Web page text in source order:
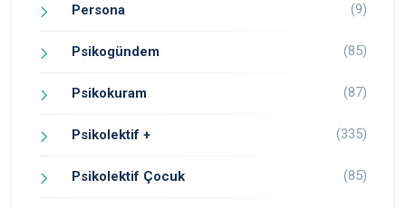
Persona (9)
Psikogündem (85)
Psikokuram (87)
Psikolektif + (335)
Psikolektif Çocuk (85)